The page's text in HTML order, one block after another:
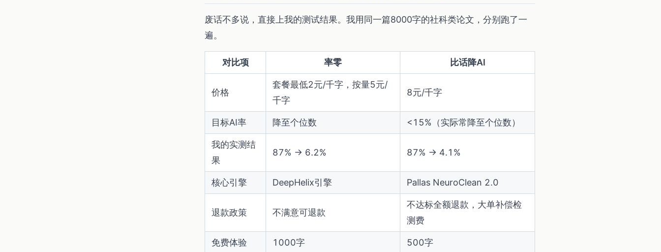
废话不多说，直接上我的测试结果。我用同一篇8000字的社科类论文，分别跑了一
遍。
对比项 率零 比话降AI
价格
套餐最低2元/千字，按量5元/
千字
8元/千字
目标AI率 降至个位数 <15%（实际常降至个位数）
我的实测结
果
87% → 6.2% 87% → 4.1%
核心引擎 DeepHelix引擎 Pallas NeuroClean 2.0
退款政策 不满意可退款
不达标全额退款，大单补偿检
测费
免费体验 1000字 500字